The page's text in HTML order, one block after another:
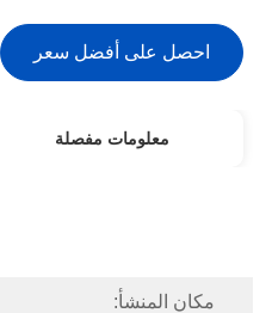
احصل على أفضل سعر
معلومات مفصلة
مكان المنشأ: